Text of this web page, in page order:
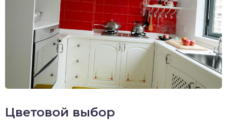
Цветовой выбор